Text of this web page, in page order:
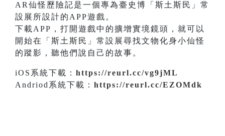
AR仙怪歷險記是一個專為臺史博「斯土斯民」常
設展所設計的APP遊戲。
下載APP，打開遊戲中的擴增實境鏡頭，就可以
開始在「斯土斯民」常設展尋找文物化身小仙怪
的蹤影，聽他們說自己的故事。
iOS系統下載： https://reurl.cc/vg9jML
Andriod系統下載： https://reurl.cc/EZOMdk